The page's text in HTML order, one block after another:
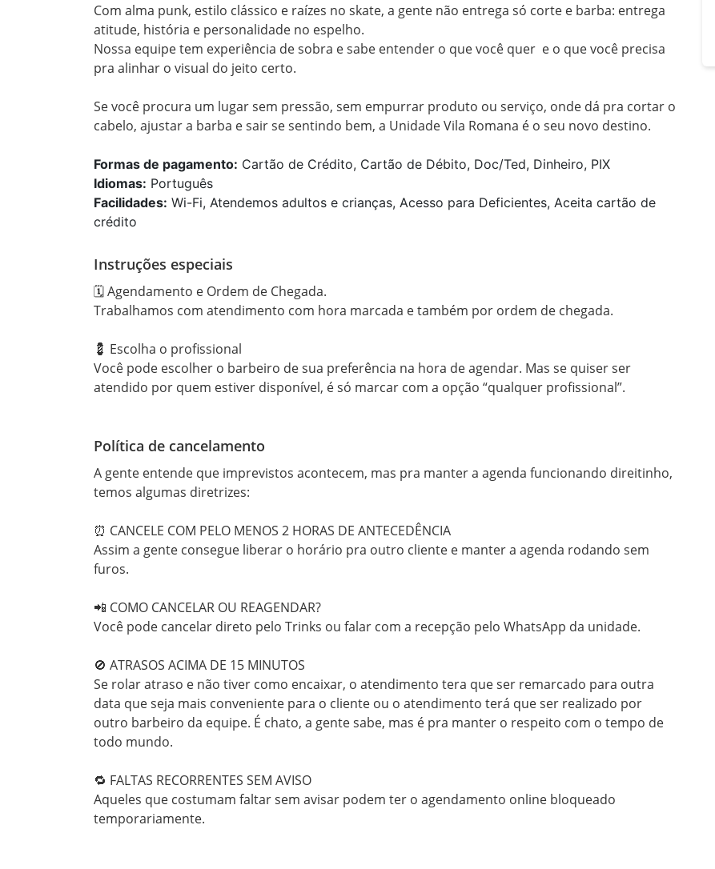
Com alma punk, estilo clássico e raízes no skate, a gente não entrega só corte e barba: entrega
atitude, história e personalidade no espelho.
Nossa equipe tem experiência de sobra e sabe entender o que você quer  e o que você precisa
pra alinhar o visual do jeito certo.
Se você procura um lugar sem pressão, sem empurrar produto ou serviço, onde dá pra cortar o
cabelo, ajustar a barba e sair se sentindo bem, a Unidade Vila Romana é o seu novo destino.
Formas de pagamento: Cartão de Crédito, Cartão de Débito, Doc/Ted, Dinheiro, PIX
Idiomas: Português
Facilidades: Wi-Fi, Atendemos adultos e crianças, Acesso para Deficientes, Aceita cartão de
crédito
Instruções especiais
🗓 Agendamento e Ordem de Chegada.
Trabalhamos com atendimento com hora marcada e também por ordem de chegada.
💈 Escolha o profissional
Você pode escolher o barbeiro de sua preferência na hora de agendar. Mas se quiser ser
atendido por quem estiver disponível, é só marcar com a opção “qualquer profissional”.
Política de cancelamento
A gente entende que imprevistos acontecem, mas pra manter a agenda funcionando direitinho,
temos algumas diretrizes:
⏰ CANCELE COM PELO MENOS 2 HORAS DE ANTECEDÊNCIA
Assim a gente consegue liberar o horário pra outro cliente e manter a agenda rodando sem
furos.
📲 COMO CANCELAR OU REAGENDAR?
Você pode cancelar direto pelo Trinks ou falar com a recepção pelo WhatsApp da unidade.
🚫 ATRASOS ACIMA DE 15 MINUTOS
Se rolar atraso e não tiver como encaixar, o atendimento tera que ser remarcado para outra
data que seja mais conveniente para o cliente ou o atendimento terá que ser realizado por
outro barbeiro da equipe. É chato, a gente sabe, mas é pra manter o respeito com o tempo de
todo mundo.
🔁 FALTAS RECORRENTES SEM AVISO
Aqueles que costumam faltar sem avisar podem ter o agendamento online bloqueado
temporariamente.